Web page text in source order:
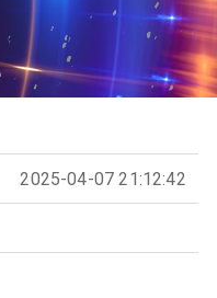
2025-04-07 21:12:42